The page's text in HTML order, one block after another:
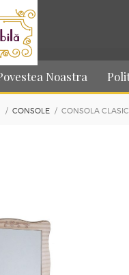
Noastra
CONSOLE CONSOLA